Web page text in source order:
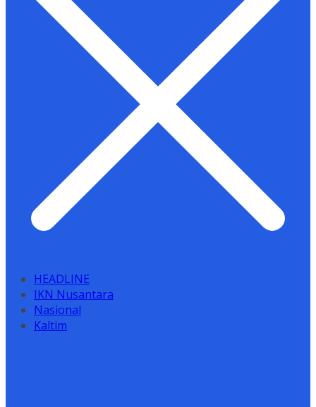
HEADLINE
IKN Nusantara
Nasional
Kaltim